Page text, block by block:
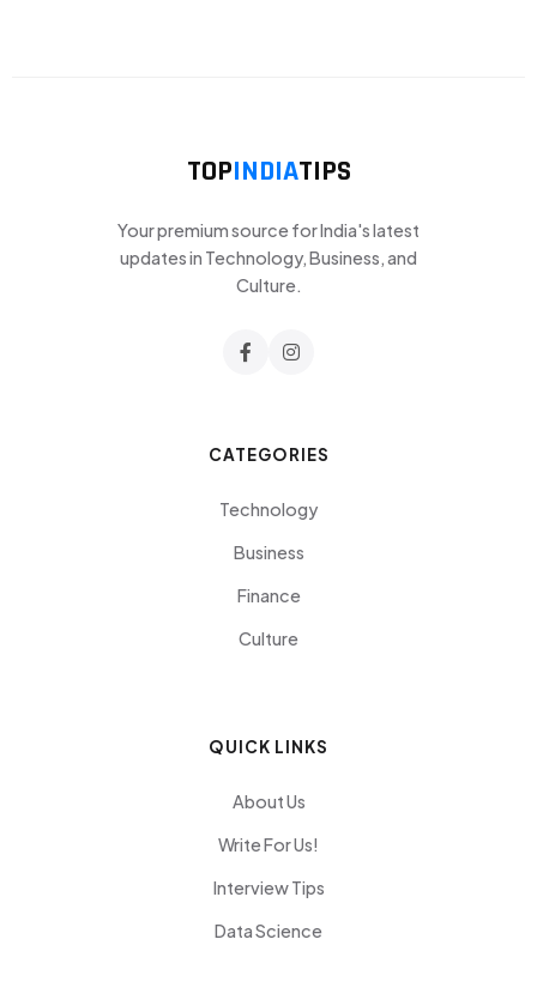
TOPINDIATIPS
Your premium source for India's latest
updates in Technology, Business, and
Culture.
CATEGORIES
Technology
Business
Finance
Culture
QUICK LINKS
About Us
Write For Us!
Interview Tips
Data Science